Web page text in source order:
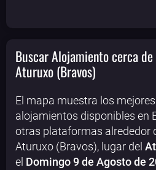
Buscar Alojamiento cerca
Aturuxo (Bravos)
El mapa muestra los
alojamientos disponibles en
otras plataformas alrededor
Aturuxo (Bravos), lugar del
el Domingo 9 de Agosto de